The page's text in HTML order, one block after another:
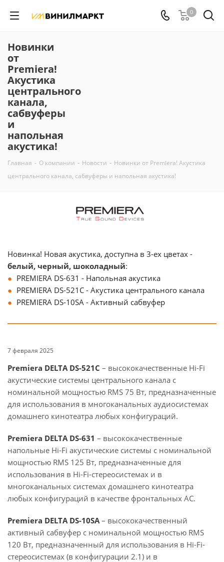
0
Новинки
от
Premiera!
Акустика
центрального
канала,
сабвуферы
и
напольная
акустика!
Главная - О компании - Новости - Новинки от Premiera! Акустика
центрального канала, сабвуферы и напольная акустика!
Новинка! Новая акустика, доступна в 3-ех цветах -
белый, черный, шоколадный:
PREMIERA DS-631 - Напольная акустика
PREMIERA DS-521C - Акустика центрального канала
PREMIERA DS-10SA - Активный сабвуфер
7 февраля 2025
Premiera DELTA DS-521С – высококачественные Hi-Fi
акустические системы центрального канала с
номинальной мощностью RMS 75 Вт, предназначенные
для использования в многоканальных аудиосистемах
домашнего кинотеатра любых конфигураций.
Premiera DELTA DS-631 – высококачественные
напольные Hi-Fi акустические системы с номинальной
мощностью RMS 125 Вт, предназначенные для
использования в Hi-Fi-стереосистемах и в
многоканальных системах домашнего кинотеатра
любых конфигураций в качестве фронтальных АС.
Premiera DELTA DS-10SA – высококачественный
активный сабвуфер с номинальной мощностью RMS
120 Вт, предназначенный для использования в Hi-Fi-
стереосистемах (в конфигурации 2.1) и в